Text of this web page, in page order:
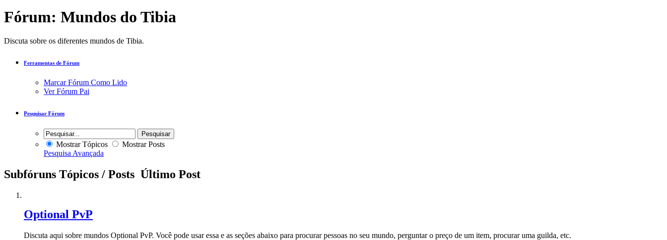
Fórum: Mundos do Tibia
Discuta sobre os diferentes mundos de Tibia.
Ferramentas de Fórum
Marcar Fórum Como Lido
Ver Fórum Pai
Pesquisar Fórum
Mostrar Tópicos
Mostrar Posts
Pesquisa Avançada
Subfóruns Tópicos / Posts Último Post
Optional PvP
Discuta aqui sobre mundos Optional PvP. Você pode usar essa e as seções abaixo para procurar pessoas no seu mundo, perguntar o preço de um item, procurar uma guilda, etc.